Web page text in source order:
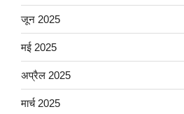
जून 2025
मई 2025
अप्रैल 2025
मार्च 2025